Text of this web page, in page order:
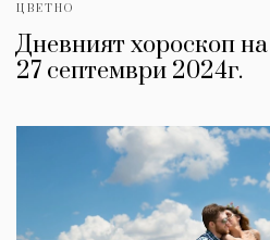
ЦВЕТНО
Дневният хороскоп
27 септември 2024г.